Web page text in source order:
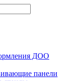
ДОО
панели